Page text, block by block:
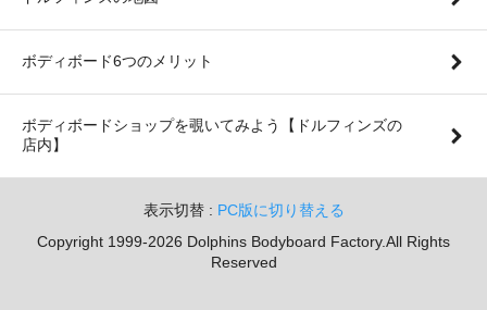
ボディボード6つのメリット
ボディボードショップを覗いてみよう【ドルフィンズの
店内】
表示切替 : PC版に切り替える
Copyright 1999-2026 Dolphins Bodyboard Factory.All Rights
Reserved